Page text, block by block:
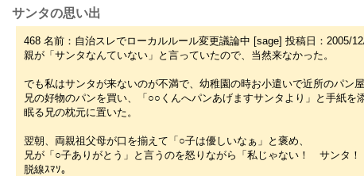
サンタの思い出
468 名前：自治スレでローカルルール変更議論中 [sage] 投稿日：2005/
親が「サンタなんていない」と言っていたので、当然来なかった。
でも私はサンタが来ないのが不満で、幼稚園の時お小遣いで近所のパン
兄の好物のパンを買い、「○○くんへパンあげますサンタより」と手紙を
眠る兄の枕元に置いた。
翌朝、両親祖父母が口を揃えて「○子は優しいなぁ」と褒め、
兄が「○子ありがとう」と言うのを怒りながら「私じゃない！ サンタ！
脱線ｽﾏｿ。